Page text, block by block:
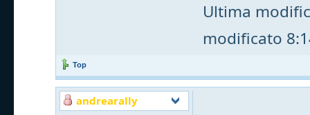
Ultima
modificato
Top
andrearally